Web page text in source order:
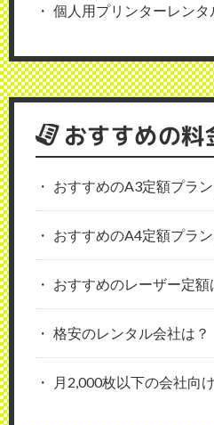
個人用プリンターレンタ
おすすめの料
おすすめのA3定額プラン
おすすめのA4定額プラン
おすすめのレーザー定額
格安のレンタル会社は？
月2,000枚以下の会社向け